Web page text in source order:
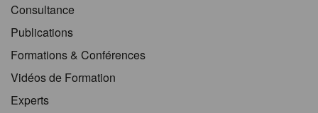
Consultance
Publications
Formations & Conférences
Vidéos de Formation
Experts